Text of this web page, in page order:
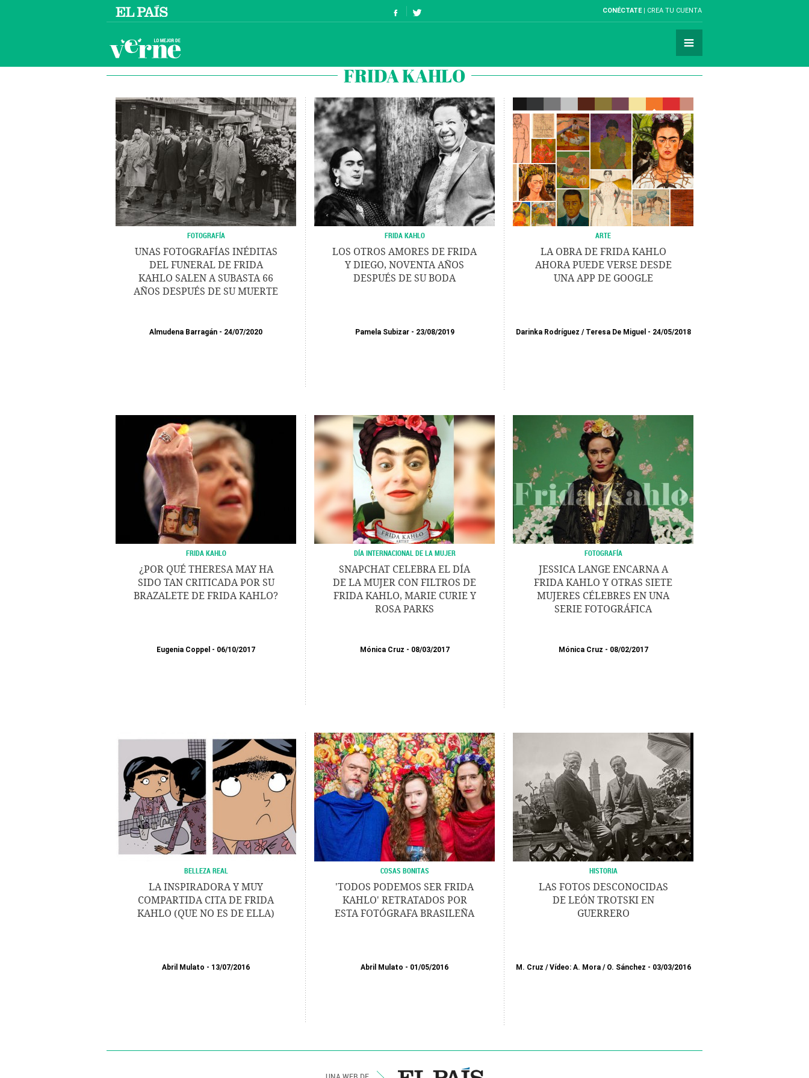
CONÉCTATE CREA TU CUENTA
FRIDA KAHLO
FOTOGRAFÍA
UNAS FOTOGRAFÍAS INÉDITAS
DEL FUNERAL DE FRIDA
KAHLO SALEN A SUBASTA 66
AÑOS DESPUÉS DE SU MUERTE
Almudena Barragán 24/07/2020
FRIDA KAHLO
LOS OTROS AMORES DE FRIDA
Y DIEGO, NOVENTA AÑOS
DESPUÉS DE SU BODA
Pamela Subizar 23/08/2019
ARTE
LA OBRA DE FRIDA KAHLO
AHORA PUEDE VERSE DESDE
UNA APP DE GOOGLE
Darinka Rodríguez / Teresa De Miguel 24/05/2018
FRIDA KAHLO
¿POR QUÉ THERESA MAY HA
SIDO TAN CRITICADA POR SU
BRAZALETE DE FRIDA KAHLO?
Eugenia Coppel 06/10/2017
DÍA INTERNACIONAL DE LA MUJER
SNAPCHAT CELEBRA EL DÍA
DE LA MUJER CON FILTROS DE
FRIDA KAHLO, MARIE CURIE Y
ROSA PARKS
Mónica Cruz 08/03/2017
FOTOGRAFÍA
JESSICA LANGE ENCARNA A
FRIDA KAHLO Y OTRAS SIETE
MUJERES CÉLEBRES EN UNA
SERIE FOTOGRÁFICA
Mónica Cruz 08/02/2017
BELLEZA REAL
LA INSPIRADORA Y MUY
COMPARTIDA CITA DE FRIDA
KAHLO (QUE NO ES DE ELLA)
Abril Mulato 13/07/2016
COSAS BONITAS
'TODOS PODEMOS SER FRIDA
KAHLO' RETRATADOS POR
ESTA FOTÓGRAFA BRASILEÑA
Abril Mulato 01/05/2016
HISTORIA
LAS FOTOS DESCONOCIDAS
DE LEÓN TROTSKI EN
GUERRERO
M. Cruz /Vídeo: A. Mora/ O. Sánchez 03/03/2016